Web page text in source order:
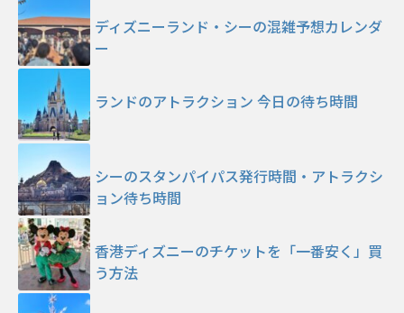
ディズニーランド・シーの混雑予想カレンダ
ー
ランドのアトラクション 今日の待ち時間
シーのスタンパイパス発行時間・アトラクシ
ョン待ち時間
香港ディズニーのチケットを「一番安く」買
う方法